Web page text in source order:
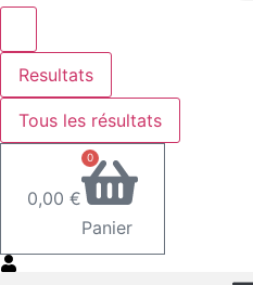
Resultats
Tous les résultats
0,00 €
0
Panier